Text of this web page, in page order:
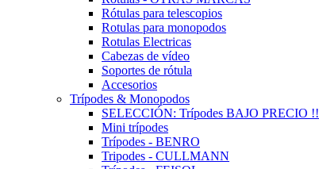
Rótulas para telescopios
Rotulas para monopodos
Rotulas Electricas
Cabezas de vídeo
Soportes de rótula
Accesorios
Trípodes & Monopodos
SELECCIÓN: Trípodes BAJO PRECIO !!
Mini trípodes
Trípodes - BENRO
Tripodes - CULLMANN